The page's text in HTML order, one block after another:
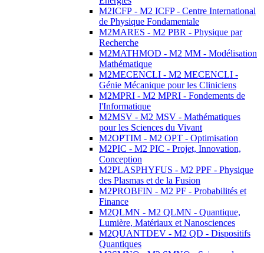
M2ICFP - M2 ICFP - Centre International
de Physique Fondamentale
M2MARES - M2 PBR - Physique par
Recherche
M2MATHMOD - M2 MM - Modélisation
Mathématique
M2MECENCLI - M2 MECENCLI -
Génie Mécanique pour les Cliniciens
M2MPRI - M2 MPRI - Fondements de
l'Informatique
M2MSV - M2 MSV - Mathématiques
pour les Sciences du Vivant
M2OPTIM - M2 OPT - Optimisation
M2PIC - M2 PIC - Projet, Innovation,
Conception
M2PLASPHYFUS - M2 PPF - Physique
des Plasmas et de la Fusion
M2PROBFIN - M2 PF - Probabilités et
Finance
M2QLMN - M2 QLMN - Quantique,
Lumière, Matériaux et Nanosciences
M2QUANTDEV - M2 QD - Dispositifs
Quantiques